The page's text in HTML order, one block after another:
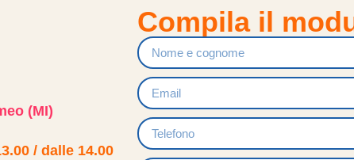
(MI)
/ dalle 14.00
Compila il